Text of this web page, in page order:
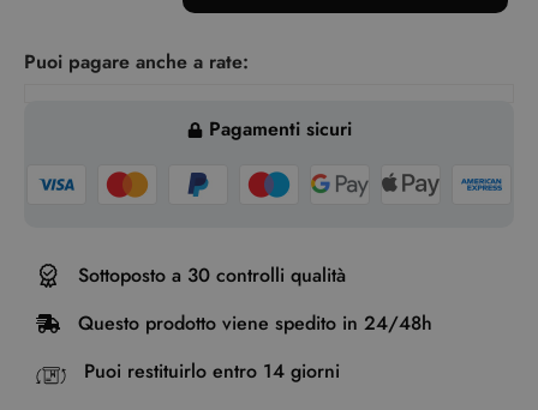
Puoi pagare anche a rate:
Pagamenti sicuri
Sottoposto a 30 controlli qualità
Questo prodotto viene spedito in 24/48h
Puoi restituirlo entro 14 giorni